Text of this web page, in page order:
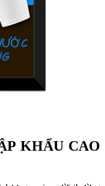
KHẨU CAO